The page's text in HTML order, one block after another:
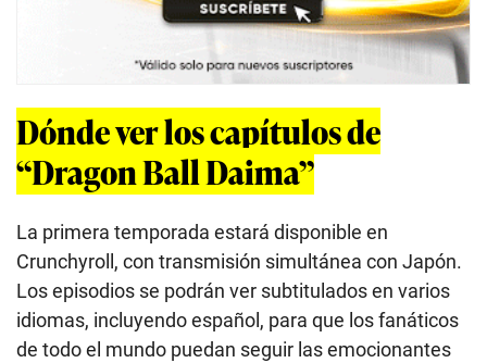
Dónde ver los capítulos de
“Dragon Ball Daima”
La primera temporada estará disponible en
Crunchyroll, con transmisión simultánea con Japón.
Los episodios se podrán ver subtitulados en varios
idiomas, incluyendo español, para que los fanáticos
de todo el mundo puedan seguir las emocionantes